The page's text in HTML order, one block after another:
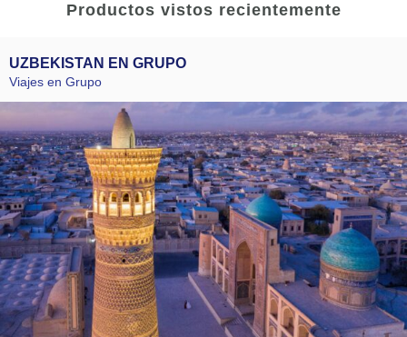
Productos vistos recientemente
UZBEKISTAN EN GRUPO
Viajes en Grupo